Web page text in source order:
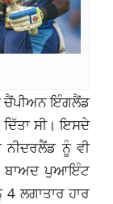
ਚੈਂਪੀਅਨ ਇੰਗਲੈਂਡ
ਦਿੱਤਾ ਸੀ। ਇਸਦੇ
ਨੀਦਰਲੈਂਡ ਨੂੰ ਵੀ
ਬਾਅਦ ਪੁਆਇੰਟ
ਲਗਾਤਾਰ ਹਾਰ